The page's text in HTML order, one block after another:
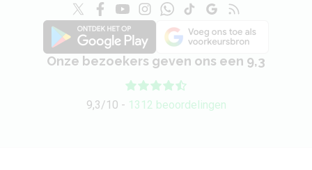
Onze bezoekers geven ons een 9,3
9,3/10 - 1312 beoordelingen